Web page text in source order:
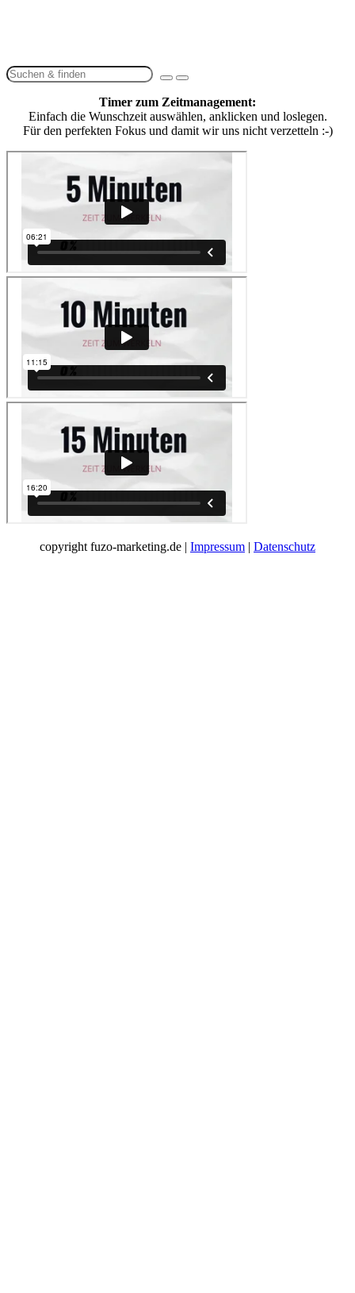
Timer zum Zeitmanagement:
Einfach die Wunschzeit auswählen, anklicken und loslegen.
Für den perfekten Fokus und damit wir uns nicht verzetteln :-)
copyright fuzo-marketing.de | Impressum | Datenschutz